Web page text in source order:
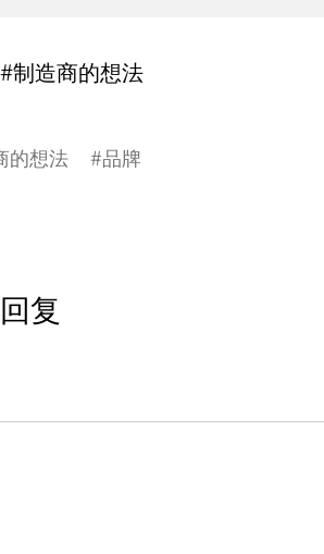
制造商的想法
的想法 #品牌
复